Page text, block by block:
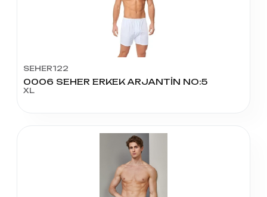
SEHER122
0006 SEHER ERKEK ARJANTİN NO:5
XL